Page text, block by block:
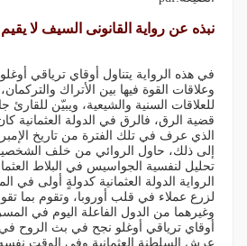
نبذه عن رواية القانونى السيف لا
في هذه الرواية يتناول أوقاي ترياقي أوغلو
وعلاقات القوة فيها بين الأتراك
للعلاقات السنية والشيعية، ويبيّن للقارئ
قضية الرق، فالرق في الدولة العثمانية
الذي عرف في تلك الفترة من تاريخ
إلى ذلك، حاول الروائي من خلف
تحليل لنفسية الجواسيس في البلاط
الرواية الدولة العثمانية كدولةٍ أولى
لزرع عملاء في قلب أوروبا، وتقوم بما تقوم
وغيرهما من الدول الفاعلة اليوم في
أوقاي ترياقي أوغلو نجح في بث الروح
عرش السلطنة العثمانية وفي الوقت نفسه